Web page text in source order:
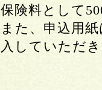
保険料として
また、申込用
入していただ